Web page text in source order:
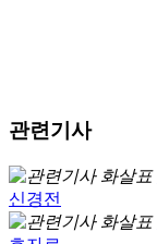
관련기사
신경전